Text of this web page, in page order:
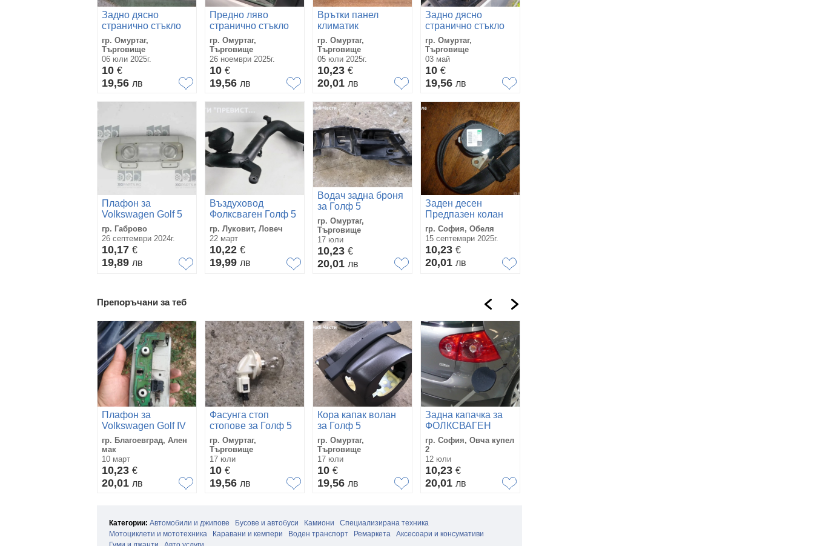
Задно дясно
странично стъкло
за Голф 5
Volkswagen Golf 5
гр. Омуртаг,
Търговище
06 юли 2025г.
10 €
19,56 лв
Предно ляво
странично стъкло
за Голф 5
Volkswagen Golf 5
гр. Омуртаг,
Търговище
26 ноември 2025г.
10 €
19,56 лв
Врътки панел
климатик
климатроник за
Голф 5 Volkswagen
Golf 5
гр. Омуртаг,
Търговище
05 юли 2025г.
10,23 €
20,01 лв
Задно дясно
странично стъкло
за Голф 5
Volkswagen Golf 5
гр. Омуртаг,
Търговище
03 май
10 €
19,56 лв
Плафон за
Volkswagen Golf 5
(2003-2009)
гр. Габрово
26 септември 2024г.
10,17 €
19,89 лв
Въздуховод
Фолксваген Голф 5
VW Golf 5 1.9 Tdi
гр. Луковит, Ловеч
22 март
10,22 €
19,99 лв
Водач задна броня
за Голф 5
Volkswagen Golf 5
1K6807394 /
1K6807376
гр. Омуртаг,
Търговище
17 юли
10,23 €
20,01 лв
Заден десен
Предпазен колан
Volkswagen Golf
5,Фолксваген Голф
5
гр. София, Обеля
15 септември 2025г.
10,23 €
20,01 лв
Препоръчани за теб
Плафон за
Volkswagen Golf IV
гр. Благоевград, Ален
мак
10 март
10,23 €
20,01 лв
Фасунга стоп
стопове за Голф 5
Пасат Volkswagen
Golf 5 Passat Touran
Jetta
гр. Омуртаг,
Търговище
17 юли
10 €
19,56 лв
Кора капак волан
за Голф 5
Volkswagen Golf 5
Passat Touran Jetta
1K0858625
гр. Омуртаг,
Търговище
17 юли
10 €
19,56 лв
Задна капачка за
ФОЛКСВАГЕН
ГОЛФ
VOLKSWAGEN
GOLF
гр. София, Овча купел
2
12 юли
10,23 €
20,01 лв
Категории: Автомобили и джипове Бусове и автобуси Камиони
Специализирана техника
Мотоциклети и мототехника
Каравани и кемпери Воден транспорт Ремаркета
Аксесоари и консумативи